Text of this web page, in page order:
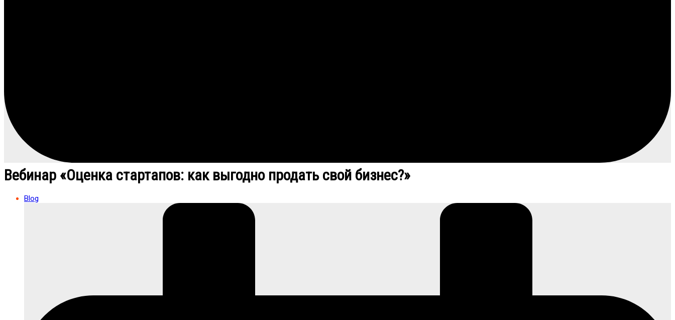
Вебинар «Оценка стартапов: как выгодно продать свой бизнес?»
Blog